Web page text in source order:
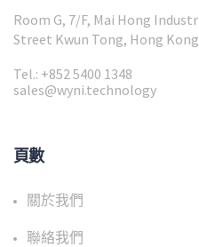
Room G, 7/F, Mai Hong
Street Kwun Tong, Hong Kong
Tel.: +852 5400 1348
sales@wyni.technology
頁數
關於我們
聯絡我們